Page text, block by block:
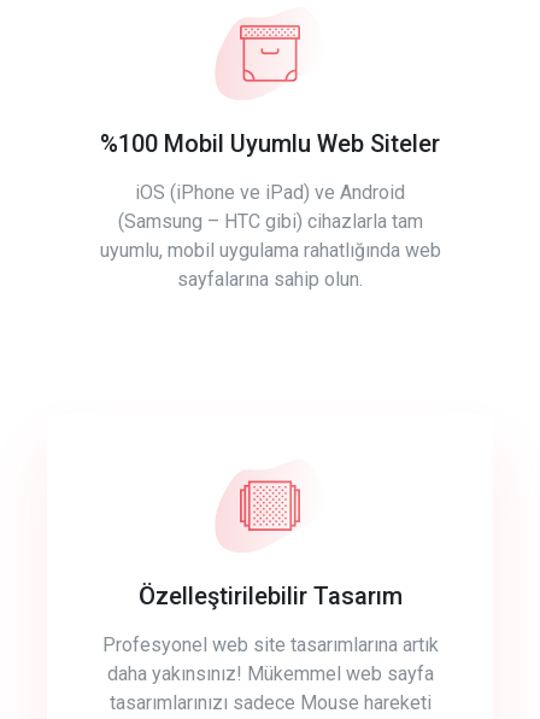
%100 Mobil Uyumlu Web Siteler
iOS (iPhone ve iPad) ve Android
(Samsung – HTC gibi) cihazlarla tam
uyumlu, mobil uygulama rahatlığında web
sayfalarına sahip olun.
Özelleştirilebilir Tasarım
Profesyonel web site tasarımlarına artık
daha yakınsınız! Mükemmel web sayfa
tasarımlarınızı sadece Mouse hareketi